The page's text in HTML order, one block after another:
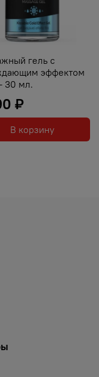
гель с
эффектом
30 мл.
₽
В корзину